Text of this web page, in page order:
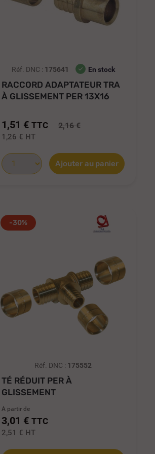
Réf. DNC : 175641 En stock
RACCORD ADAPTATEUR TRA
À GLISSEMENT PER 13X16
1,51 € TTC 2,16 €
1,26 € HT
Ajouter au panier
-30%
Réf. DNC : 175552
TÉ RÉDUIT PER À
GLISSEMENT
A partir de
3,01 € TTC
2,51 € HT